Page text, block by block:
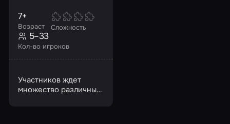
Возраст
7+
Сложность
Кол-во игроков
5–33
Участников ждет
множество различных